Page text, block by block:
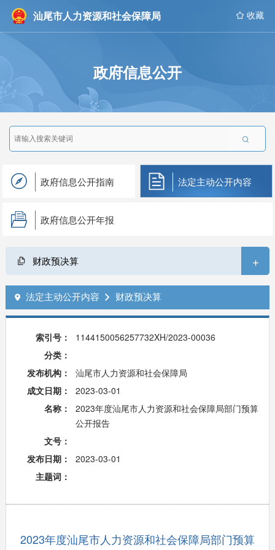
汕尾市人力资源和社会保障局  收藏
政府信息公开

政府信息公开指南 法定主动公开内容
政府信息公开年报
财政预决算 +
 法定主动公开内容  财政预决算
索引号：
1144150056257732XH/2023-00036
分类：
发布机构：
汕尾市人力资源和社会保障局
成文日期：
2023-03-01
名称：
2023年度汕尾市人力资源和社会保障局部门预算
公开报告
文号：
发布日期：
2023-03-01
主题词：
2023年度汕尾市人力资源和社会保障局部门预算